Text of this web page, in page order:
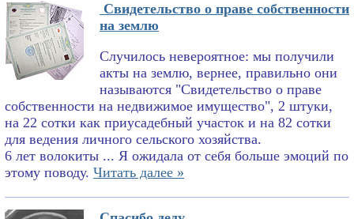
Свидетельство о праве собственности
на землю
Случилось невероятное: мы получили
акты на землю, вернее, правильно они
называются "Свидетельство о праве
собственности на недвижимое имущество", 2 штуки,
на 22 сотки как приусадебный участок и на 82 сотки
для ведения личного сельского хозяйства.
6 лет волокиты ... Я ожидала от себя больше эмоций по
этому поводу. Читать далее »